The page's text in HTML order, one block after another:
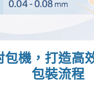
包機，打造高
包裝流程